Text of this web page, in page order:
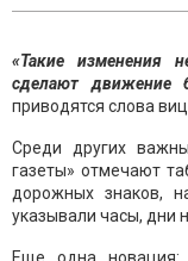
«Такие изменения
сделают движение
приводятся слова
Среди других
газеты» отмечают
дорожных знаков,
указывали часы, дни